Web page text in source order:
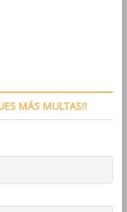
MÁS MULTAS!!